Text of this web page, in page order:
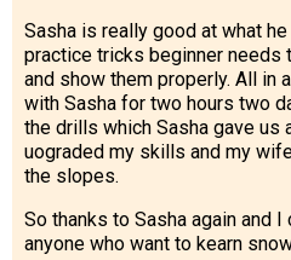
Sasha is really good at what
practice tricks beginner needs
and show them properly. All in
with Sasha for two hours two
the drills which Sasha gave us
uograded my skills and my
the slopes.
So thanks to Sasha again and
anyone who want to kearn